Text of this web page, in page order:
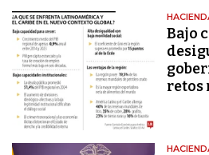
Bajo
retos